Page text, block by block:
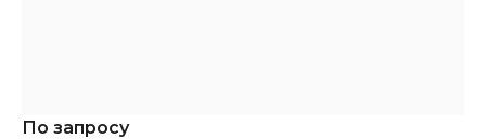
По запросу